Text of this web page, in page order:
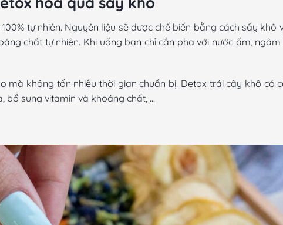
tự nhiên. Nguyên liệu sẽ được chế biến bằng cách sấy khô
chất tự nhiên. Khi uống bạn chỉ cần pha với nước ấm,
không tốn nhiều thời gian chuẩn bị. Detox trái cây khô có
bổ sung vitamin và khoáng chất, …